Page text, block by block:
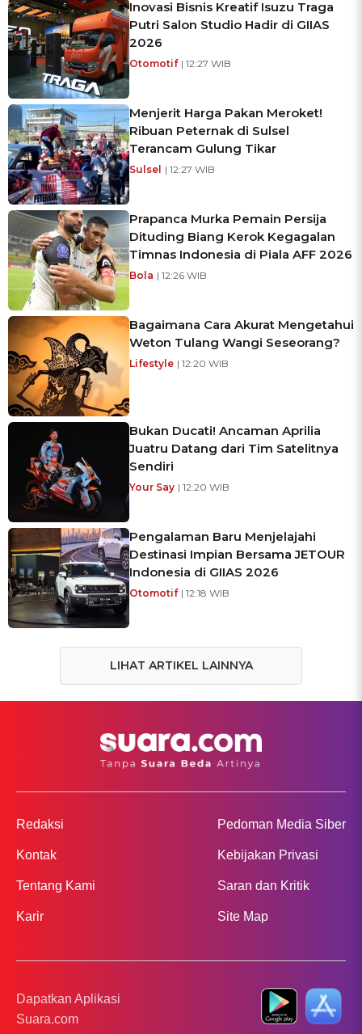
Inovasi Bisnis Kreatif Isuzu Traga
Putri Salon Studio Hadir di GIIAS
2026
Otomotif | 12:27 WIB
Menjerit Harga Pakan Meroket!
Ribuan Peternak di Sulsel
Terancam Gulung Tikar
Sulsel | 12:27 WIB
Prapanca Murka Pemain Persija
Dituding Biang Kerok Kegagalan
Timnas Indonesia di Piala AFF 2026
Bola | 12:26 WIB
Bagaimana Cara Akurat Mengetahui
Weton Tulang Wangi Seseorang?
Lifestyle | 12:20 WIB
Bukan Ducati! Ancaman Aprilia
Juatru Datang dari Tim Satelitnya
Sendiri
Your Say | 12:20 WIB
Pengalaman Baru Menjelajahi
Destinasi Impian Bersama JETOUR
Indonesia di GIIAS 2026
Otomotif | 12:18 WIB
LIHAT ARTIKEL LAINNYA
Redaksi
Kontak
Tentang Kami
Karir
Pedoman Media Siber
Kebijakan Privasi
Saran dan Kritik
Site Map
Dapatkan Aplikasi
Suara.com